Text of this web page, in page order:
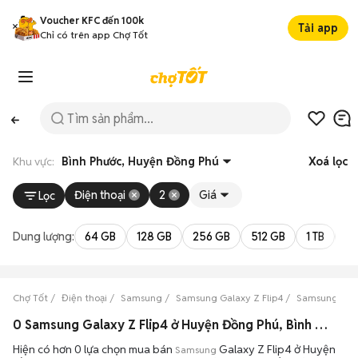
Voucher KFC đến 100k
Chỉ có trên app Chợ Tốt
Tải app
Khu vực: Bình Phước, Huyện Đồng Phú Xoá lọc
Lọc Điện thoại 2 Giá
Dung lượng: 64 GB 128 GB 256 GB 512 GB 1 TB
Chợ Tốt Điện thoại Samsung Samsung Galaxy Z Flip4 Samsung
0 Samsung Galaxy Z Flip4 ở Huyện Đồng Phú, Bình Phước máy bền đẹp đang bán 08/2026
Hiện có hơn 0 lựa chọn mua bán Samsung Galaxy Z Flip4 ở Huyện